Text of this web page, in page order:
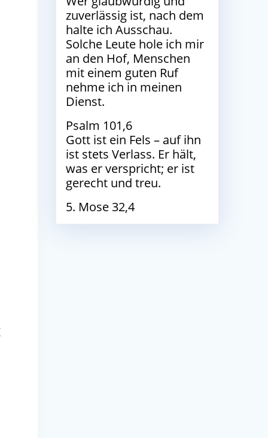
zuverlässig ist, nach dem
halte ich Ausschau.
Solche Leute hole ich mir
an den Hof, Menschen
mit einem guten Ruf
nehme ich in meinen
Dienst.
Psalm 101,6
Gott ist ein Fels – auf ihn
ist stets Verlass. Er hält,
was er verspricht; er ist
gerecht und treu.
5. Mose 32,4